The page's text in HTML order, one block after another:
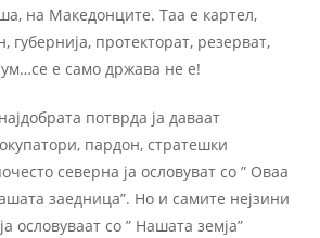
на Македонците. Таа е картел,
губернија, протекторат, резерват,
е само држава не е!
потврда ја даваат
пардон, стратешки
северна ја ословуват со ” Оваа
заедница”. Но и самите нејзини
ословуваат со ” Нашата земја”